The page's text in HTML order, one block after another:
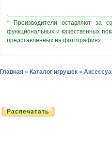
* Производители оставляют за
функциональных и качественных
представленных на фотографиях.
Главная » Каталог игрушек »
Распечатать